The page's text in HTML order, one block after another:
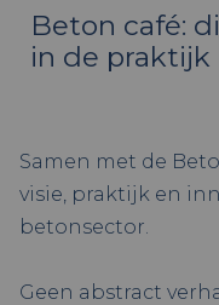
Beton café:
in de praktijk
Samen met de
visie, praktijk en
betonsector.
Geen abstract